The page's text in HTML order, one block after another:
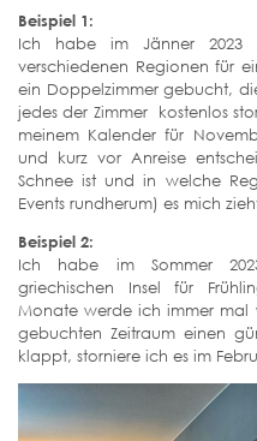
Beispiel 1:
Ich habe im Jänner 2023
verschiedenen Regionen für
ein Doppelzimmer gebucht,
jedes der Zimmer kostenlos
meinem Kalender für
und kurz vor Anreise
Schnee ist und in welche
Events rundherum) es mich
Beispiel 2:
Ich habe im Sommer
griechischen Insel für
Monate werde ich immer
gebuchten Zeitraum einen
klappt, storniere ich es im